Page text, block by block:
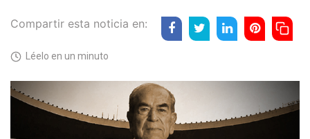
Compartir esta noticia en:
Léelo en un minuto